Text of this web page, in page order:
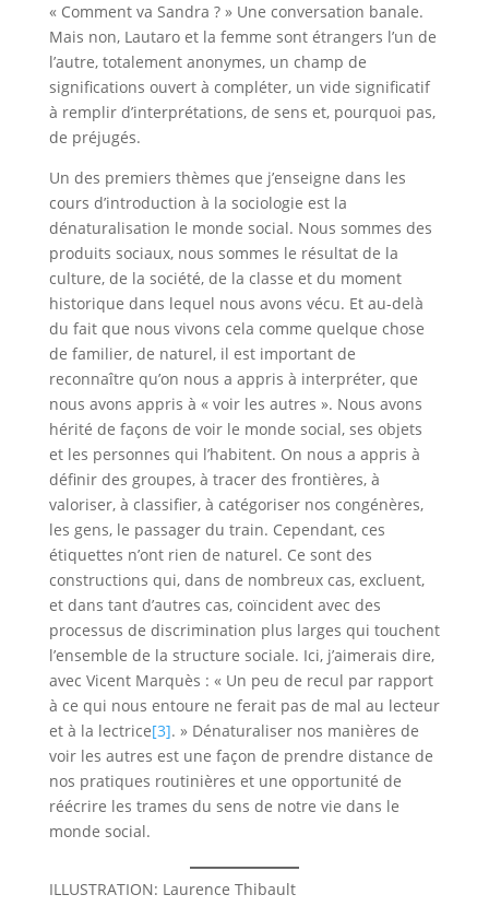
« Comment va Sandra ? » Une conversation banale.
Mais non, Lautaro et la femme sont étrangers l’un de
l’autre, totalement anonymes, un champ de
significations ouvert à compléter, un vide significatif
à remplir d’interprétations, de sens et, pourquoi pas,
de préjugés.
Un des premiers thèmes que j’enseigne dans les
cours d’introduction à la sociologie est la
dénaturalisation le monde social. Nous sommes des
produits sociaux, nous sommes le résultat de la
culture, de la société, de la classe et du moment
historique dans lequel nous avons vécu. Et au-delà
du fait que nous vivons cela comme quelque chose
de familier, de naturel, il est important de
reconnaître qu’on nous a appris à interpréter, que
nous avons appris à « voir les autres ». Nous avons
hérité de façons de voir le monde social, ses objets
et les personnes qui l’habitent. On nous a appris à
définir des groupes, à tracer des frontières, à
valoriser, à classifier, à catégoriser nos congénères,
les gens, le passager du train. Cependant, ces
étiquettes n’ont rien de naturel. Ce sont des
constructions qui, dans de nombreux cas, excluent,
et dans tant d’autres cas, coïncident avec des
processus de discrimination plus larges qui touchent
l’ensemble de la structure sociale. Ici, j’aimerais dire,
avec Vicent Marquès : « Un peu de recul par rapport
à ce qui nous entoure ne ferait pas de mal au lecteur
et à la lectrice[3]. » Dénaturaliser nos manières de
voir les autres est une façon de prendre distance de
nos pratiques routinières et une opportunité de
réécrire les trames du sens de notre vie dans le
monde social.
ILLUSTRATION: Laurence Thibault